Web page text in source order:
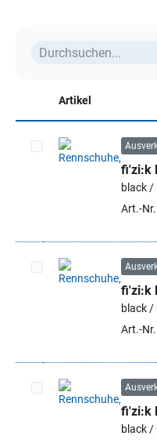
Artikel
Artikel auswählen
fi'zi:k
black /
Art.-
Artikel auswählen
fi'zi:k
black /
Art.-
Artikel auswählen
fi'zi:k
black /